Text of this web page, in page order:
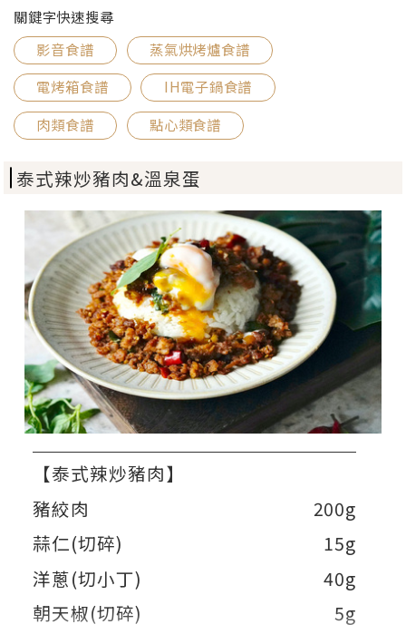
關鍵字快速搜尋
影音食譜
蒸氣烘烤爐食譜
電烤箱食譜
IH電子鍋食譜
肉類食譜
點心類食譜
泰式辣炒豬肉&溫泉蛋
【泰式辣炒豬肉】
豬絞肉
200g
蒜仁(切碎)
15g
洋蔥(切小丁)
40g
朝天椒(切碎)
5g